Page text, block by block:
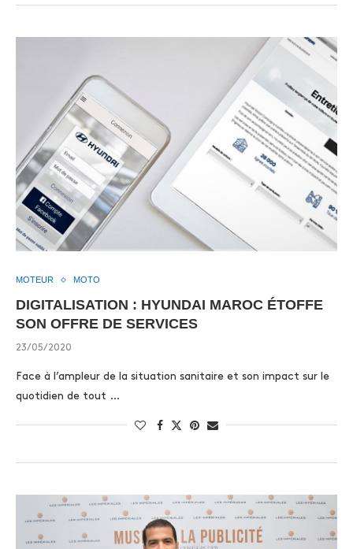
MOTEUR MOTO
DIGITALISATION : HYUNDAI MAROC ÉTOFFE
SON OFFRE DE SERVICES
23/05/2020
Face à l’ampleur de la situation sanitaire et son impact sur le
quotidien de tout …